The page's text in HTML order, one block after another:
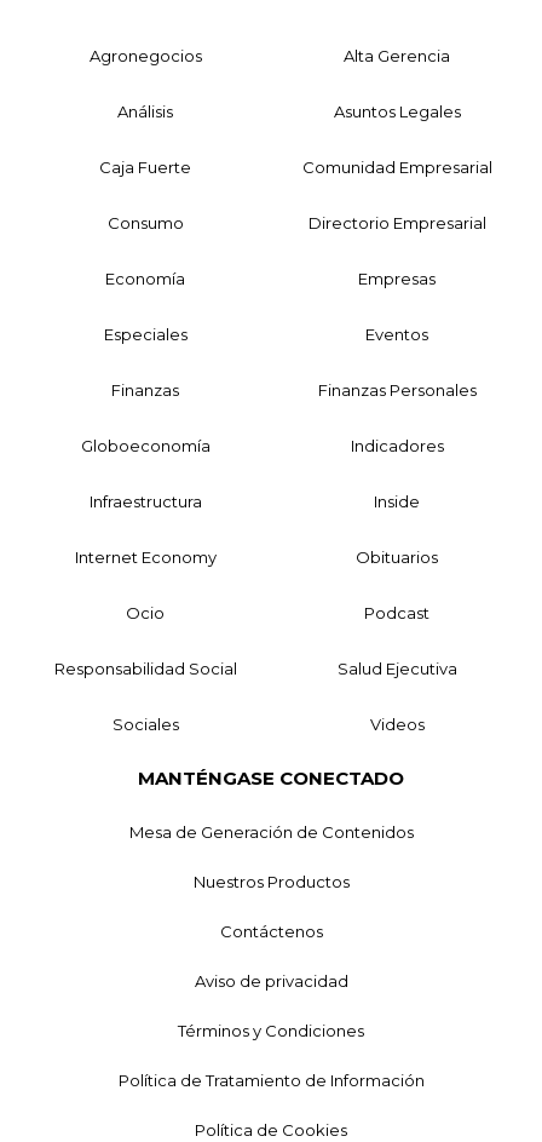
Agronegocios Alta Gerencia
Análisis Asuntos Legales
Caja Fuerte Comunidad Empresarial
Consumo Directorio Empresarial
Economía Empresas
Especiales Eventos
Finanzas Finanzas Personales
Globoeconomía Indicadores
Infraestructura Inside
Internet Economy Obituarios
Ocio Podcast
Responsabilidad Social Salud Ejecutiva
Sociales Videos
MANTÉNGASE CONECTADO
Mesa de Generación de Contenidos
Nuestros Productos
Contáctenos
Aviso de privacidad
Términos y Condiciones
Política de Tratamiento de Información
Política de Cookies